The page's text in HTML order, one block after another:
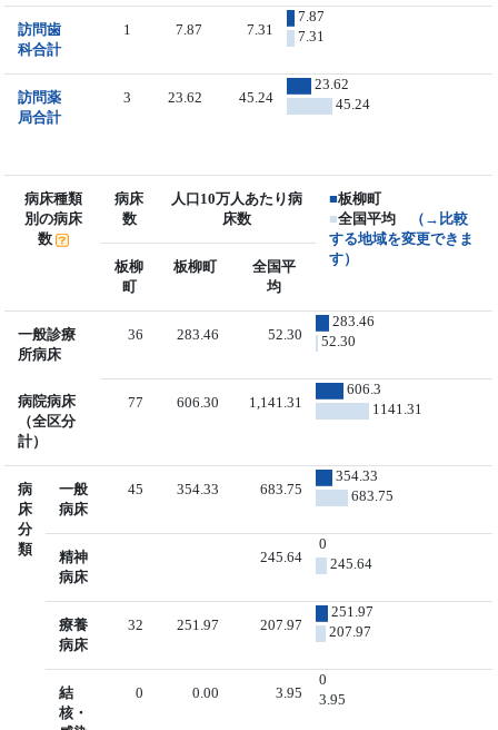
訪問歯
科合計
1 7.87 7.31
7.87
7.31
訪問薬
局合計
3 23.62 45.24
23.62
45.24
病床種類
別の病床
数
病床
数
人口10万人あたり病
床数
■板柳町
■全国平均
（→比較
する地域を変更できま
す）
板柳
町
板柳町
全国平
均
一般診療
所病床
36 283.46 52.30
283.46
52.30
病院病床
（全区分
計）
77 606.30 1,141.31
606.3
1141.31
病
床
分
類
一般
病床
45 354.33 683.75
354.33
683.75
精神
病床
245.64
0
245.64
療養
病床
32 251.97 207.97
251.97
207.97
結
核・
0 0.00 3.95
0
3.95